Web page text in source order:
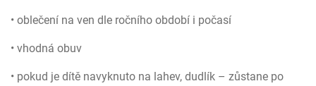
• oblečení na ven dle ročního období i počasí
• vhodná obuv
• pokud je dítě navyknuto na lahev, dudlík – zůstane po